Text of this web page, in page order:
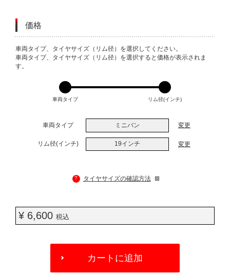
価格
VARIATIONS
車両タイプ、タイヤサイズ（リム径）を選択してください。
車両タイプ、タイヤサイズ（リム径）を選択すると価格が表示されま
す。
車両タイプ リム径(インチ)
車両タイプ ミニバン 変更
リム径(インチ) 19インチ 変更
? タイヤサイズの確認方法
¥ 6,600 税込
OPTIONS
カートに追加